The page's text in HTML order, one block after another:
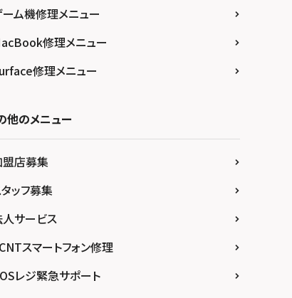
ム機修理メニュー
修理メニュー
修理メニュー
他のメニュー
店募集
ッフ募集
サービス
スマートフォン修理
レジ緊急サポート